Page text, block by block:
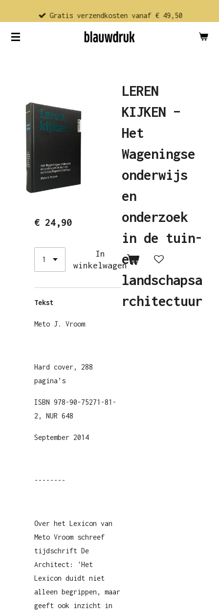
direct
naar
Gratis verzendkosten vanaf € 49,50
LEREN
KIJKEN –
Het
Wageningse
onderwijs
en
onderzoek
in de tuin-
en
landschapsa
rchitectuur
€ 24,90
In
winkelwagen
Tekst
Meto J. Vroom
Hard cover, 288
pagina’s
ISBN 978-90-75271-81-
2, NUR 648
September 2014
--------
Over het Lexicon van
Meto Vroom schreef
tijdschrift De
Architect: 'Het
Lexicon duidt niet
alleen begrippen, maar
geeft ook inzicht in